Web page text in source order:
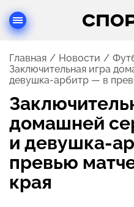
Главная Новости
Заключительная игра
девушка-арбитр — в
домашней
и девушка-
превью
края